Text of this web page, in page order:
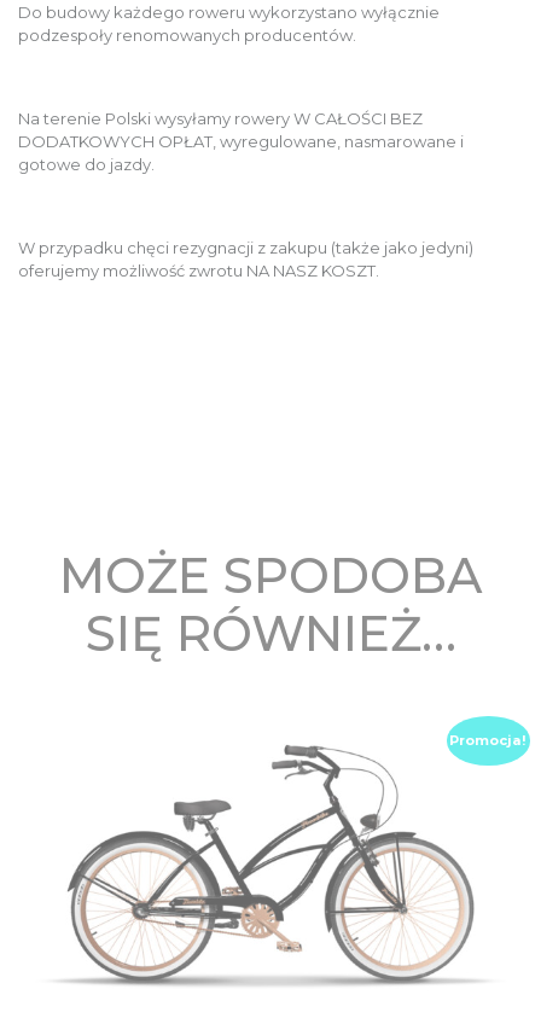
Do budowy każdego roweru wykorzystano wyłącznie
podzespoły renomowanych producentów.
Na terenie Polski wysyłamy rowery W CAŁOŚCI BEZ
DODATKOWYCH OPŁAT, wyregulowane, nasmarowane i
gotowe do jazdy.
W przypadku chęci rezygnacji z zakupu (także jako jedyni)
oferujemy możliwość zwrotu NA NASZ KOSZT.
MOŻE SPODOBA
SIĘ RÓWNIEŻ…
Promocja!